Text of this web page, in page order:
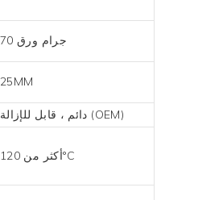
70 جرام ورق
25MM
دائم ، قابل للإزالة (OEM)
أكثر من 120°C